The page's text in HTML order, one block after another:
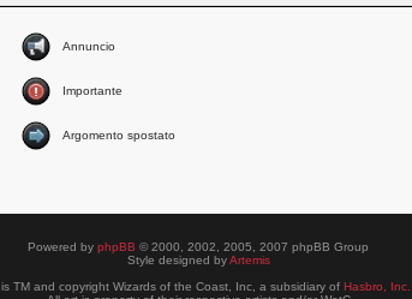
Annuncio
Importante
Argomento spostato
Powered by phpBB © 2000, 2002, 2005, 2007 phpBB Group
Style designed byArtemis
is TM and copyright Wizards of the Coast, Inc, a subsidiary of Hasbro, Inc.